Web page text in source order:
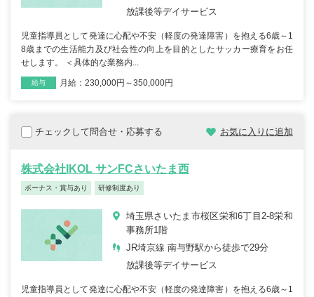
放課後等デイサービス
児童指導員として発達に心配や不安（軽度の発達障害）を抱える6歳～1
8歳までの生活能力及び社会性の向上を目的としたサッカー療育をお任
せします。 ＜具体的な業務内...
職種
雇用形態
給与 月給：230,000円～350,000円
チェックして問合せ・応募する お気に入りに追加
株式会社IKOL サンFCさいたま西
ボーナス・賞与あり 研修制度あり
埼玉県さいたま市桜区栄和6丁目2-8栄和
事務所1階
JR埼京線 南与野駅から徒歩で29分
放課後等デイサービス
児童指導員として発達に心配や不安（軽度の発達障害）を抱える6歳～1